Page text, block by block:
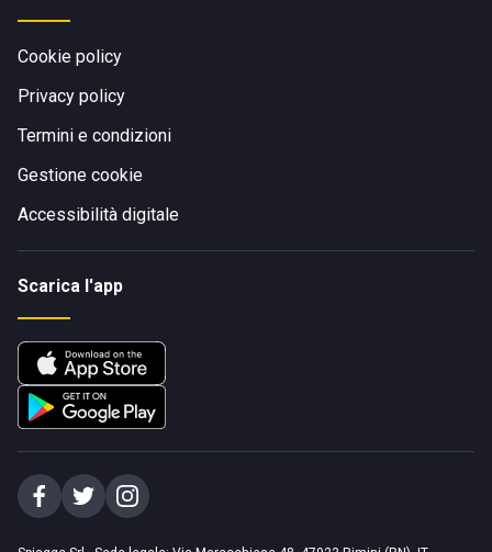
Cookie policy
Privacy policy
Termini e condizioni
Gestione cookie
Accessibilità digitale
Scarica l'app